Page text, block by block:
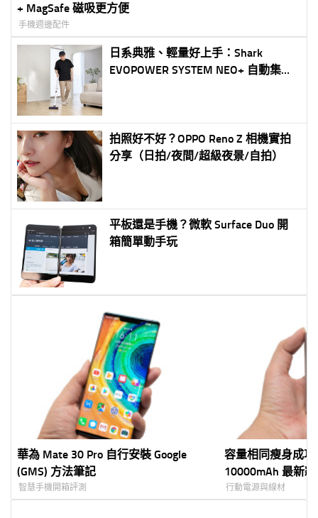
+ MagSafe 磁吸更方便
手機週邊配件
日系典雅、輕量好上手：Shark
EVOPOWER SYSTEM NEO+ 自動集塵
拍照好不好？OPPO Reno Z 相機實拍
分享（日拍/夜間/超級夜景/自拍）
平板還是手機？微軟 Surface Duo 開
箱簡單動手玩
華為 Mate 30 Pro 自行安裝 Google
(GMS) 方法筆記
智慧手機開箱評測
容量相同瘦身成
10000mAh 最新
行動電源與線材